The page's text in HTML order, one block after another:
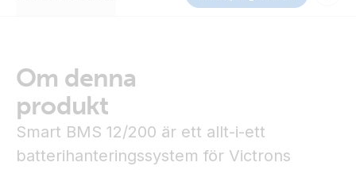
Om denna
produkt
Smart BMS 12/200 är ett allt-i-ett
batterihanteringssystem för Victrons